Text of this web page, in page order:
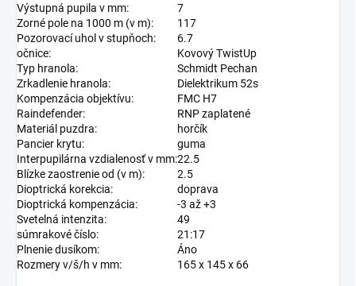
Výstupná pupila v mm:
7
Zorné pole na 1000 m (v m):
117
Pozorovací uhol v stupňoch:
6.7
očnice:
Kovový TwistUp
Typ hranola:
Schmidt Pechan
Zrkadlenie hranola:
Dielektrikum 52s
Kompenzácia objektívu:
FMC H7
Raindefender:
RNP zaplatené
Materiál puzdra:
horčík
Pancier krytu:
guma
Interpupilárna vzdialenosť v mm:22.5
Blízke zaostrenie od (v m):
2.5
Dioptrická korekcia:
doprava
Dioptrická kompenzácia:
-3 až +3
Svetelná intenzita:
49
súmrakové číslo:
21:17
Plnenie dusíkom:
Áno
Rozmery v/š/h v mm:
165 x 145 x 66